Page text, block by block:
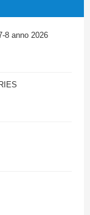
8 anno 2026